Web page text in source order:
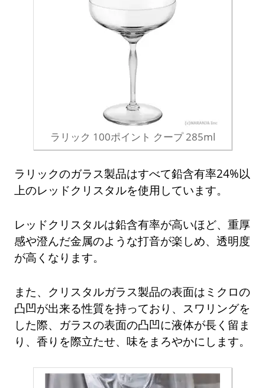
ラリック 100ポイント クープ 285ml
ラリックのガラス製品はすべて鉛含有率24%以
上のレッドクリスタルを使用しています。
レッドクリスタルは鉛含有率が高いほど、重厚
感や澄んだ金属のような打音が楽しめ、透明度
が高くなります。
また、クリスタルガラス製品の表面はミクロの
凸凹が出来る性質を持っており、スワリングを
した際、ガラスの表面の凸凹に液体が長く留ま
り、香りを際立たせ、味をまろやかにします。